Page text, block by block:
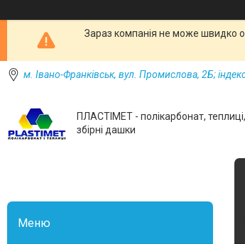
Зараз компанія не може швидко
м. Івано-Франківськ, вул. Промислова, 2Б;
ПЛАСТІМЕТ - полікарбонат, теплиці,
збірні дашки